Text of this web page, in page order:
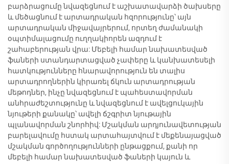
բարձրացումը նվազեցնում է աշխատավարձի ծախսերը
և մեծացնում է արտադրական հզորությունը՝ այն
արտադրական միջավայրերում, որտեղ ժամանակի
օպտիմալացումը ուղղակիորեն ազդում է
շահաբերության վրա: Մեբելի համար նախատեսված
ֆաների ստանդարտացված չափերը և կանխատեսելի
հատկությունները հնարավորություն են տալիս
արտադրողներին կիրառել ճկուն արտադրության
մեթոդներ, ինչը նվազեցնում է պահեստավորման
անհրաժեշտությունը և նվազեցնում է ավելցուկային
նյութերի քանակը՝ ավելի ճշգրիտ նյութային
պլանավորման շնորհիվ: Մշակման արդյունավետության
բարելավումը հստակ արտահայտվում է մեքենայացված
մշակման գործողությունների ընթացքում, քանի որ
մեբելի համար նախատեսված ֆաների կայուն և